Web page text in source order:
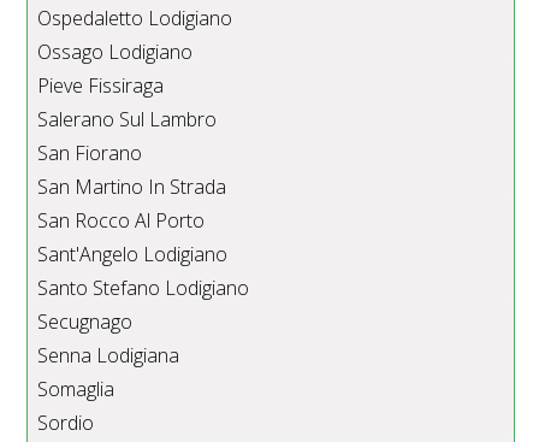
Ospedaletto Lodigiano
Ossago Lodigiano
Pieve Fissiraga
Salerano Sul Lambro
San Fiorano
San Martino In Strada
San Rocco Al Porto
Sant'Angelo Lodigiano
Santo Stefano Lodigiano
Secugnago
Senna Lodigiana
Somaglia
Sordio